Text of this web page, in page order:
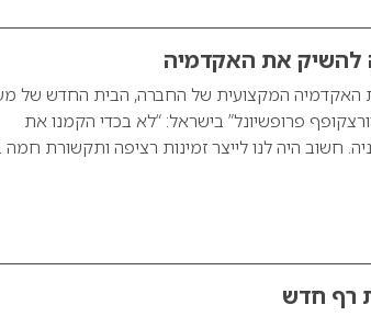
להשיק את האקדמיה
האקדמיה המקצועית של החברה, הבית החדש של
פרופשיונל” בישראל: “לא בכדי הקמנו את
היה לנו לייצר זמינות רציפה ותקשורת חמה
רף חדש